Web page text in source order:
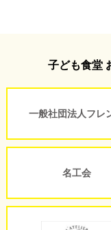
子ども食堂
一般社団法人フレ
名工会